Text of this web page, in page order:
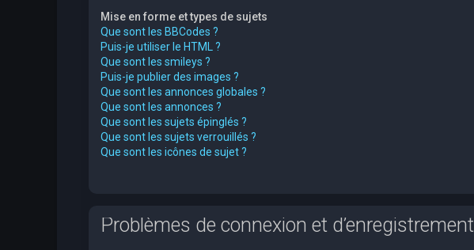
Mise en forme et types de sujets
Que sont les BBCodes ?
Puis-je utiliser le HTML ?
Que sont les smileys ?
Puis-je publier des images ?
Que sont les annonces globales ?
Que sont les annonces ?
Que sont les sujets épinglés ?
Que sont les sujets verrouillés ?
Que sont les icônes de sujet ?
Problèmes de connexion et d’enregistrement